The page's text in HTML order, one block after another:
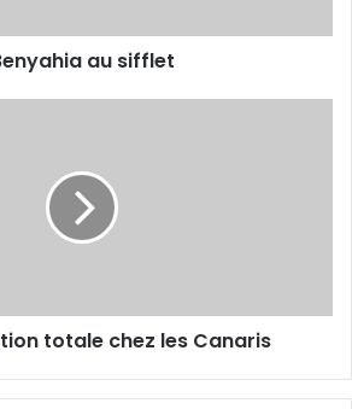
au sifflet
totale chez les Canaris